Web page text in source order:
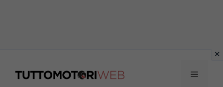
Menu